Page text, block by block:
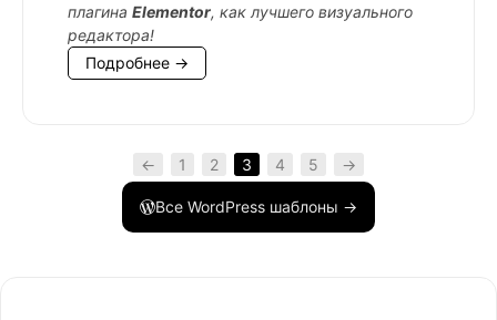
плагина Elementor, как лучшего визуального
редактора!
Подробнее →
← 1 2 3 4 5 →
Все WordPress шаблоны →